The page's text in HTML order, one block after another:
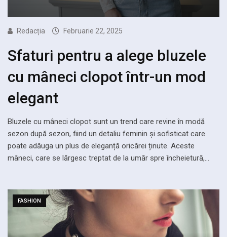
Redacția Februarie 22, 2025
Sfaturi pentru a alege bluzele
cu mâneci clopot într-un mod
elegant
Bluzele cu mâneci clopot sunt un trend care revine în modă
sezon după sezon, fiind un detaliu feminin și sofisticat care
poate adăuga un plus de eleganță oricărei ținute. Aceste
mâneci, care se lărgesc treptat de la umăr spre încheietură,…
FASHION